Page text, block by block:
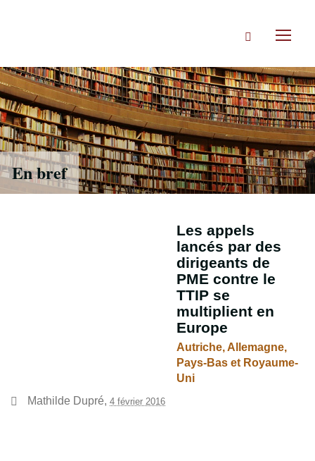
Rechercher
En bref
Les appels
lancés par des
dirigeants de
PME contre le
TTIP se
multiplient en
Europe
Autriche, Allemagne,
Pays-Bas et Royaume-
Uni
Mathilde Dupré, 4 février 2016